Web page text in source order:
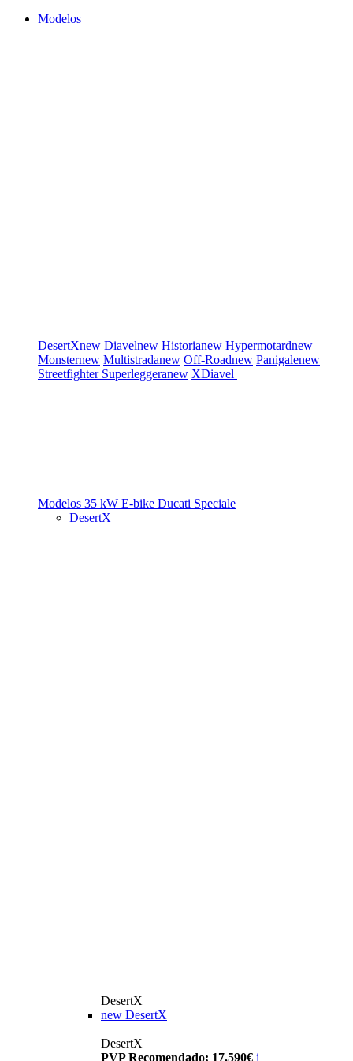
Modelos
DesertXnew Diavelnew Historianew Hypermotardnew
Monsternew Multistradanew Off-Roadnew Panigalenew
Streetfighter Superleggeranew XDiavel
Modelos 35 kW E-bike Ducati Speciale
DesertX
DesertX
new DesertX
DesertX
PVP Recomendado: 17.590€ i